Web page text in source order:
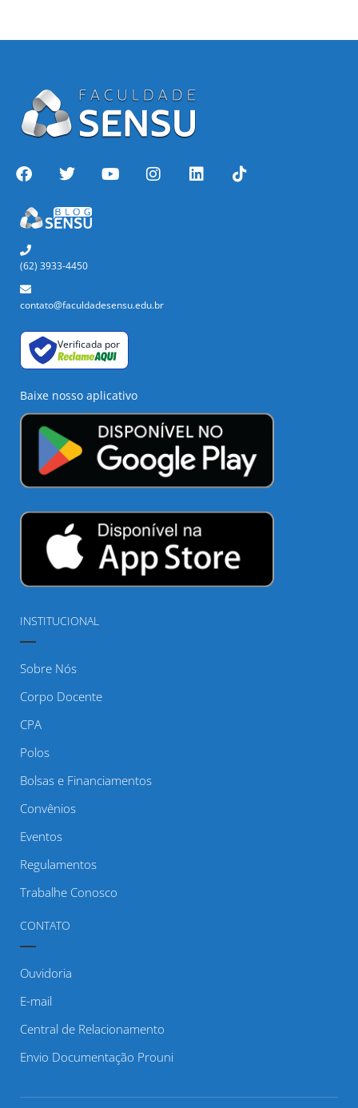
(62) 3933-4450
contato@faculdadesensu.edu.br
Verificada por
Baixe nosso aplicativo
INSTITUCIONAL
Sobre Nós
Corpo Docente
CPA
Polos
Bolsas e Financiamentos
Convênios
Eventos
Regulamentos
Trabalhe Conosco
CONTATO
Ouvidoria
E-mail
Central de Relacionamento
Envio Documentação Prouni